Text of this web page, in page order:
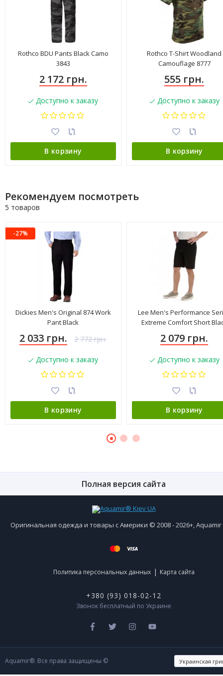
Rothco BDU Pants Black Camo
3843
2 172 грн.
Доступно к заказу
В корзину
Rothco T-Shirt Woodland
Camouflage 8777
555 грн.
Доступно к заказу
В корзину
Рекомендуем посмотреть
5 товаров
-27%
Dickies Men's Original 874 Work
Pant Black
2 033 грн. 2 772 грн.
Доступно к заказу
В корзину
Lee Men's Performance
Extreme Comfort Short
2 079 грн.
Доступно к заказу
В корзину
Полная версия сайта
Оригинальная одежда и товары с Америки © 2008 - 2026+,
Политика персональных данных | Карта сайта
+380 (93) 018-02-12
Звонок бесплатный по Украине
Aquamir®. Все права защищены ©